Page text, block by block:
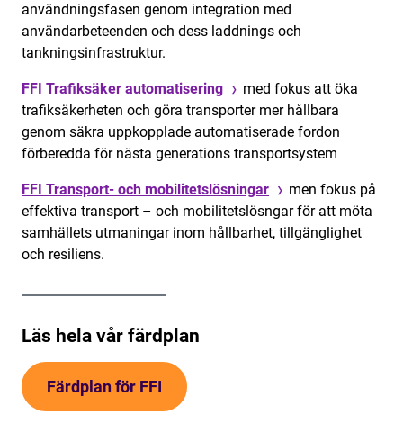
användningsfasen genom integration med
användarbeteenden och dess laddnings och
tankningsinfrastruktur.
FFI Trafiksäker automatisering
med fokus att öka
trafiksäkerheten och göra transporter mer hållbara
genom säkra uppkopplade automatiserade fordon
förberedda för nästa generations transportsystem
FFI Transport- och mobilitetslösningar
men fokus på
effektiva transport – och mobilitetslösngar för att möta
samhällets utmaningar inom hållbarhet, tillgänglighet
och resiliens.
Läs hela vår färdplan
Färdplan för FFI